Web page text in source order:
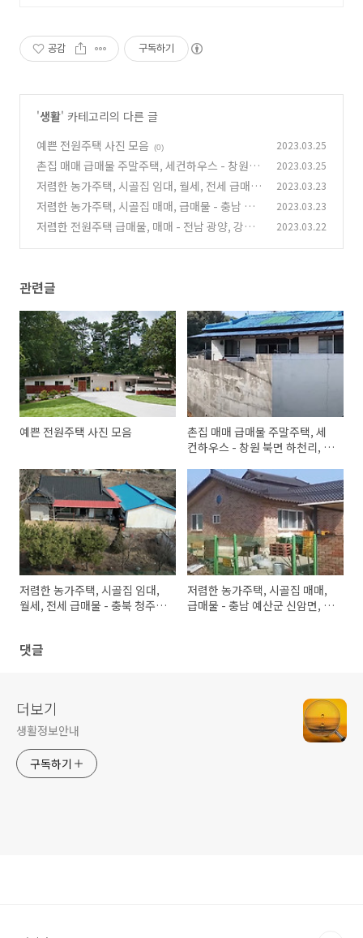
공감 구독하기
'생활' 카테고리의 다른 글
예쁜 전원주택 사진 모음
(0) 2023.03.25
촌집 매매 급매물 주말주택, 세컨하우스 - 창원 북
면 하천리, 합천군 적중면 황정리, 밀양 상남면 예
림리 남산리, 경주시 감포읍
(0)
2023.03.25
저렴한 농가주택, 시골집 임대, 월세, 전세 급매물
- 충북 청주시 북이면 부연리, 강원도 홍천군 영귀
미면 노천리, 경북 포항 신광면 흥곡리, 거제도 장
목면 시방리, 충남 서산시 운산면
2023.03.23
저렴한 농가주택, 시골집 매매, 급매물 - 충남 예
산군 신암면, 서산시 부석면, 청양군 화성면, 경북
2023.03.23
저렴한 전원주택 급매물, 매매 - 전남 광양, 강원
2023.03.22
관련글
예쁜 전원주택 사진 모음
촌집 매매 급매물 주말주택, 세
컨하우스 - 창원 북면 하천리, 합
면 예림리 남산리, 경주시 감포
읍
저렴한 농가주택, 시골집 임대,
월세, 전세 급매물 - 충북 청주시
광면 흥곡리, 거제도 장목면 시
저렴한 농가주택, 시골집 매매,
급매물 - 충남 예산군 신암면, 서
댓글
더보기
생활정보안내
구독하기